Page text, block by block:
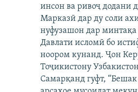
ОСИЁИ МАРКАЗӢ
МЕҲМОНИ ОЗОДӢ
ВАРЗИШ
ҶАНГ ДАР УКРАИНА
НАЗАРИ МАРДУМ
БЛОГИСТОН
ОЗОДӢ ОНЛАЙН
ЧАНДРАСОНАӢ
НИГОРИСТОН
РӮЙХАТҲО
КИТОБҲОИ ОЗОДӢ
инсон ва ривоҷ додани
Марказӣ дар ду соли
нуфузашон дар минтақа
Давлати исломӣ бо
ноором кунанд. Ҷон
Тоҷикистону
Самарқанд гуфт,